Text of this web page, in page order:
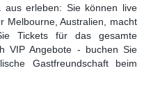
erleben: Sie können live
Melbourne, Australien, macht
Tickets für das gesamte
VIP Angebote - buchen Sie
Gastfreundschaft beim